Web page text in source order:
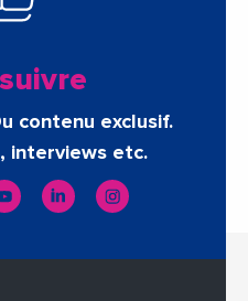
contenu exclusif.
interviews etc.